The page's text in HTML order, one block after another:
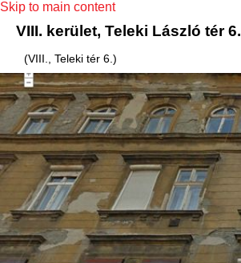
Skip to main content
VIII. kerület, Teleki László tér 6.
(VIII., Teleki tér 6.)